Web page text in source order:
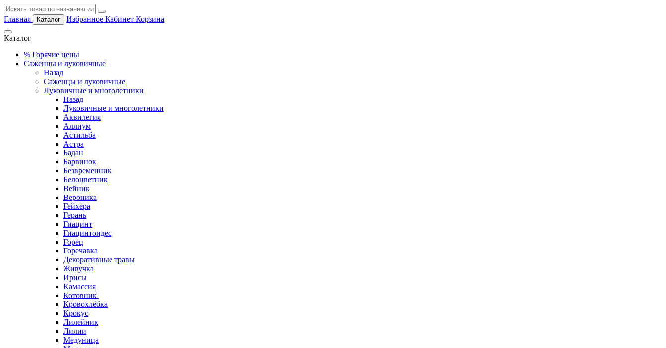
Главная Каталог Избранное Кабинет Корзина
Каталог
% Горячие цены
Саженцы и луковичные
Назад
Саженцы и луковичные
Луковичные и многолетники
Назад
Луковичные и многолетники
Аквилегия
Аллиум
Астильба
Астра
Бадан
Барвинок
Безвременник
Белоцветник
Вейник
Вероника
Гейхера
Герань
Гиацинт
Гиацинтоидес
Горец
Горечавка
Декоративные травы
Живучка
Ирисы
Камассия
Котовник
Кровохлёбка
Крокус
Лилейник
Лилии
Медуница